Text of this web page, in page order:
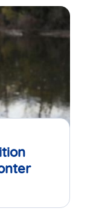
Article